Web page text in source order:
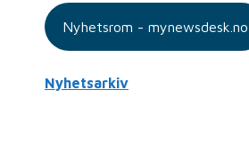
Nyhetsrom - mynewsdesk.no
Nyhetsarkiv